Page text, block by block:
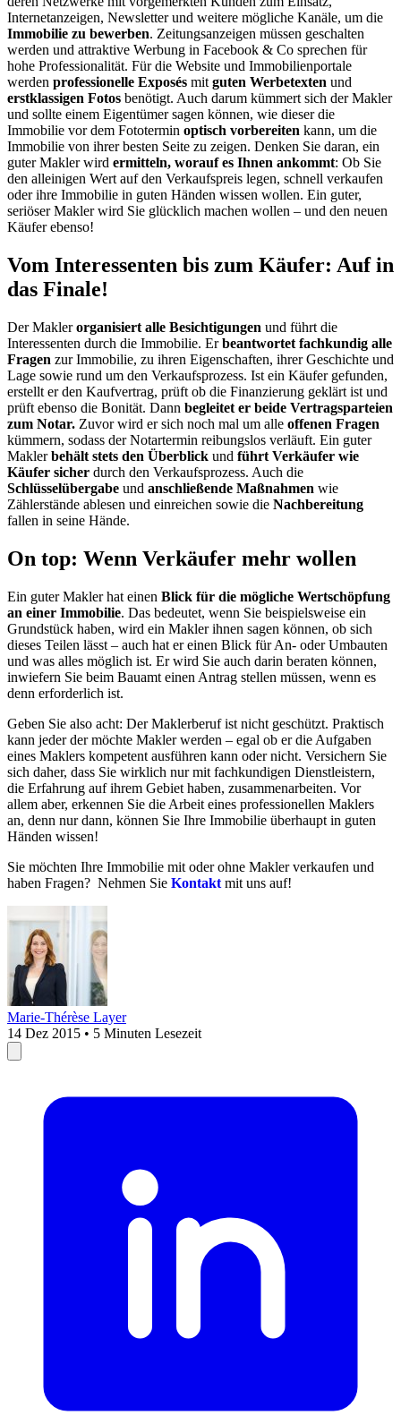
Internetanzeigen, Newsletter und weitere mögliche Kanäle, um die
Immobilie zu bewerben. Zeitungsanzeigen müssen geschalten
werden und attraktive Werbung in Facebook & Co sprechen für
hohe Professionalität. Für die Website und Immobilienportale
werden professionelle Exposés mit guten Werbetexten und
erstklassigen Fotos benötigt. Auch darum kümmert sich der Makler
und sollte einem Eigentümer sagen können, wie dieser die
Immobilie vor dem Fototermin optisch vorbereiten kann, um die
Immobilie von ihrer besten Seite zu zeigen. Denken Sie daran, ein
guter Makler wird ermitteln, worauf es Ihnen ankommt: Ob Sie
den alleinigen Wert auf den Verkaufspreis legen, schnell verkaufen
oder ihre Immobilie in guten Händen wissen wollen. Ein guter,
seriöser Makler wird Sie glücklich machen wollen – und den neuen
Käufer ebenso!
Vom Interessenten bis zum Käufer: Auf in
das Finale!
Der Maklerorganisiert alle Besichtigungen und führt die
Interessenten durch die Immobilie. Erbeantwortet fachkundig alle
Fragen zur Immobilie, zu ihren Eigenschaften, ihrer Geschichte und
Lage sowie rund um den Verkaufsprozess. Ist ein Käufer gefunden,
erstellt er den Kaufvertrag, prüft ob die Finanzierung geklärt ist und
prüft ebenso die Bonität. Dann begleitet er beide Vertragsparteien
zum Notar. Zuvor wird er sich noch mal um alle offenen Fragen
kümmern, sodass der Notartermin reibungslos verläuft. Ein guter
Maklerbehält stets den Überblick und führt Verkäufer wie
Käufer sicher durch den Verkaufsprozess. Auch die
Schlüsselübergabe und anschließende Maßnahmen wie
Zählerstände ablesen und einreichen sowie die Nachbereitung
fallen in seine Hände.
On top: Wenn Verkäufer mehr wollen
Ein guter Makler hat einen Blick für die mögliche Wertschöpfung
an einer Immobilie. Das bedeutet, wenn Sie beispielsweise ein
Grundstück haben, wird ein Makler ihnen sagen können, ob sich
dieses Teilen lässt – auch hat er einen Blick für An- oder Umbauten
und was alles möglich ist. Er wird Sie auch darin beraten können,
inwiefern Sie beim Bauamt einen Antrag stellen müssen, wenn es
denn erforderlich ist.
Geben Sie also acht: Der Maklerberuf ist nicht geschützt. Praktisch
kann jeder der möchte Makler werden – egal ob er die Aufgaben
eines Maklers kompetent ausführen kann oder nicht. Versichern Sie
sich daher, dass Sie wirklich nur mit fachkundigen Dienstleistern,
die Erfahrung auf ihrem Gebiet haben, zusammenarbeiten. Vor
allem aber, erkennen Sie die Arbeit eines professionellen Maklers
an, denn nur dann, können Sie Ihre Immobilie überhaupt in guten
Händen wissen!
Sie möchten Ihre Immobilie mit oder ohne Makler verkaufen und
haben Fragen? Nehmen Sie Kontakt mit uns auf!
Marie-Thérèse Layer
14 Dez 2015 • 5 Minuten Lesezeit